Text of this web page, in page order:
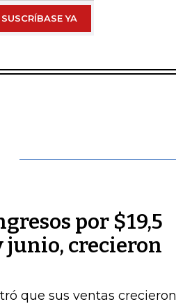
SUSCRÍBASE YA
por $19,5
junio, crecieron
que sus ventas crecieron